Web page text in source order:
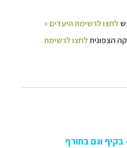
בקיף וגם בחורף